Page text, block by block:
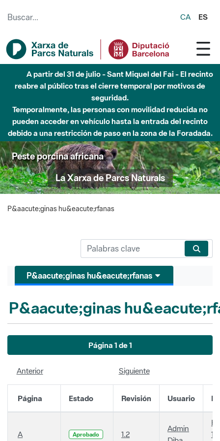
CA ES
A partir del 31 de julio - Sant Miquel del Fai - El recinto
reabre al público tras el cierre temporal por motivos de
seguridad.
Temporalmente, las personas con movilidad reducida no
pueden acceder en vehículo hasta la entrada del recinto
debido a una restricción de paso en la zona de la Foradada.
Peste porcina africana
La Xarxa de Parcs Naturals
P&aacute;ginas hu&eacute;rfanas
P&aacute;ginas hu&eacute;rfanas
P&aacute;ginas
Página 1 de 1
Anterior Siguiente
Página Estado Revisión Usuario
A Aprobado 1.2
Admin
14